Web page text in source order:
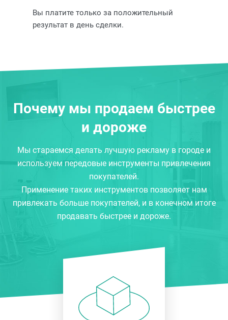
Вы платите только за положительный
результат в день сделки.
Почему мы продаем быстрее
и дороже
Мы стараемся делать лучшую рекламу в городе и
используем передовые инструменты привлечения
покупателей.
Применение таких инструментов позволяет нам
привлекать больше покупателей, и в конечном итоге
продавать быстрее и дороже.